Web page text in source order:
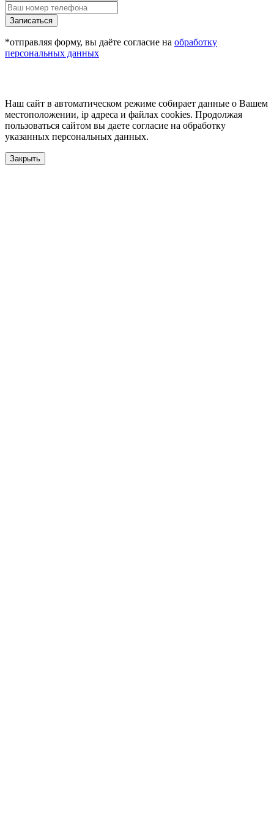
Записаться
*отправляя форму, вы даёте согласие на обработку
персональных данных
Наш сайт в автоматическом режиме собирает данные о Вашем
местоположении, ip адреса и файлах cookies. Продолжая
пользоваться сайтом вы даете согласие на обработку
указанных персональных данных.
Закрыть